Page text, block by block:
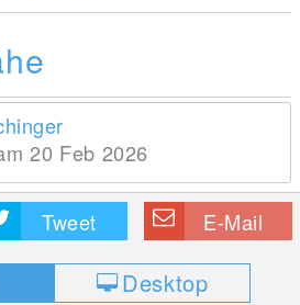
20 Feb 2026
Tweet E-Mail
Desktop